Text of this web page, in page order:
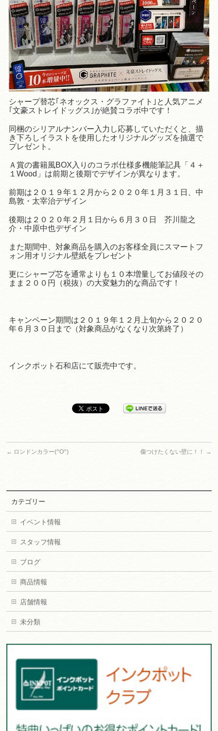
シャープ替芯｢ネオックス・グラファイト｣と人気アニメ
｢文豪ストレイドッグス｣が絶賛コラボ中です！
同梱のシリアルナンバー入力し応募していただくと、描
き下ろしイラストを使用したオリジナルグッズを抽選で
プレゼント。
Ａ賞の書籍風BOX入りのコラボ仕様多機能筆記具「４＋
１Wood」は前期と後期でデザインが異なります。
前期は２０１９年１２月から２０２０年１月３１日、中
島敦・太宰治デザイン
後期は２０２０年２月１日から６月３０日 芥川龍之
介・中原中也デザイン
また期間中、対象商品を購入のお客様全員にスマートフ
ォン用オリジナル壁紙をプレゼント
更にシャープ芯を通常よりも１０本増量してお値段その
まま２００円（税抜）の大変魅力的な商品です！
キャンペーン期間は２０１９年１２月上旬から２０２０
年６月３０日まで（対象商品がなくなり次第終了）
インクポット石和店にて販売中です。
← ロンドンカラー(^O^) 傷つけたくない壁に！！ →
カテゴリー
イベント情報
スタッフ情報
ブログ
商品情報
店舗情報
未分類